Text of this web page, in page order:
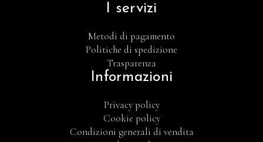
I servizi
Metodi di pagamento
Politiche di spedizione
Trasparenza
Informazioni
Privacy policy
Cookie policy
Condizioni generali di vendita